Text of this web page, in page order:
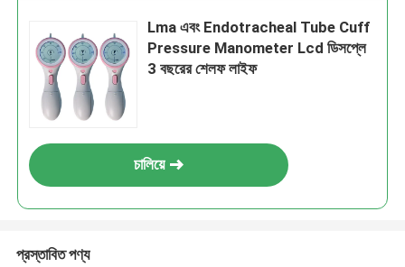
Lma এবং Endotracheal Tube Cuff
Pressure Manometer Lcd ডিসপ্লে
3 বছরের শেলফ লাইফ
চালিয়ে
প্রস্তাবিত পণ্য